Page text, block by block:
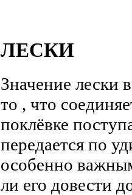
ЛЕСКИ
Значение лески
то , что
поклёвке
передается по
особенно
ли его довести